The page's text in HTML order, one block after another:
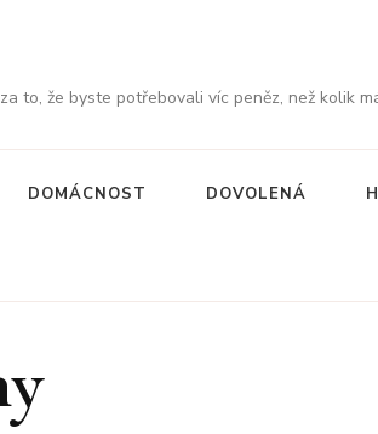
to, že byste potřebovali víc peněz, než kolik
DOMÁCNOST DOVOLENÁ